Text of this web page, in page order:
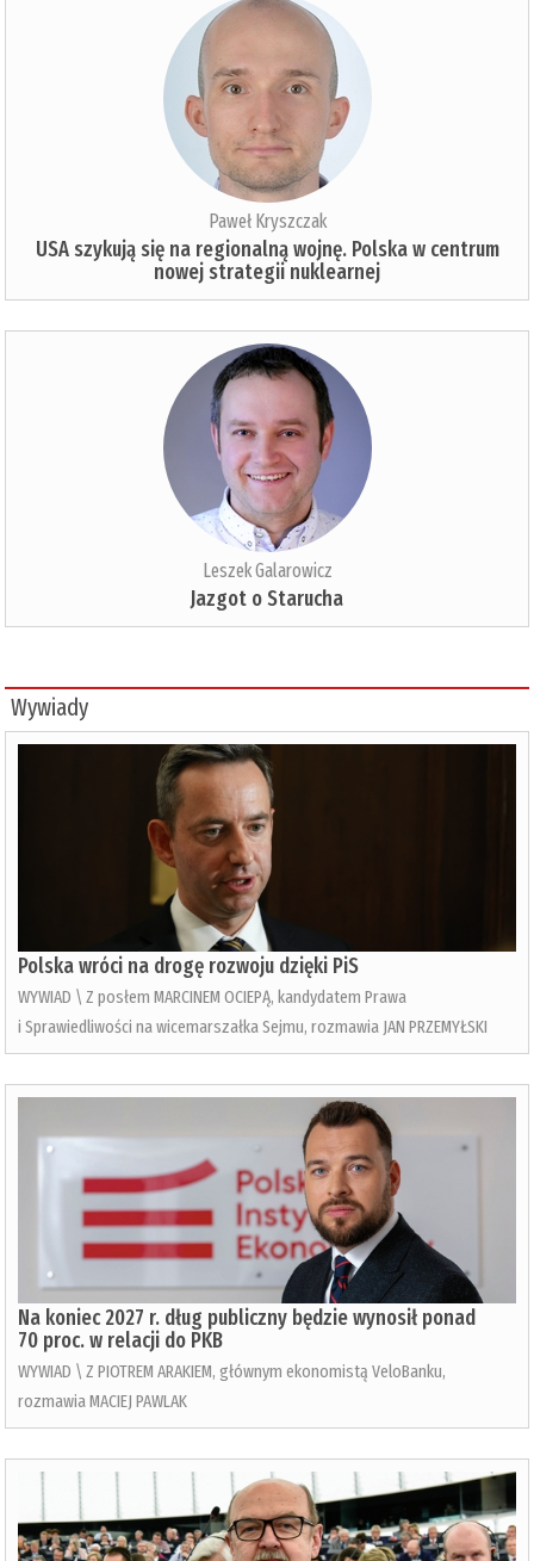
Paweł Kryszczak
USA szykują się na regionalną wojnę. Polska w centrum
nowej strategii nuklearnej
Leszek Galarowicz
Jazgot o Starucha
Wywiady
Polska wróci na drogę rozwoju dzięki PiS
WYWIAD \ Z posłem MARCINEM OCIEPĄ, kandydatem Prawa
i Sprawiedliwości na wicemarszałka Sejmu, rozmawia JAN PRZEMYŁSKI
Na koniec 2027 r. dług publiczny będzie wynosił ponad
70 proc. w relacji do PKB
WYWIAD \ Z PIOTREM ARAKIEM, głównym ekonomistą VeloBanku,
rozmawia MACIEJ PAWLAK